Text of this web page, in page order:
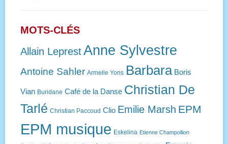
MOTS-CLÉS
Allain LeprestAnne Sylvestre
Antoine Sahler Armelle Yons Barbara Boris
Vian Buridane Café de la Danse Christian De
Tarlé Christian Paccoud Clio Emilie Marsh EPM
EPM musique Eskelina Etienne Champollion